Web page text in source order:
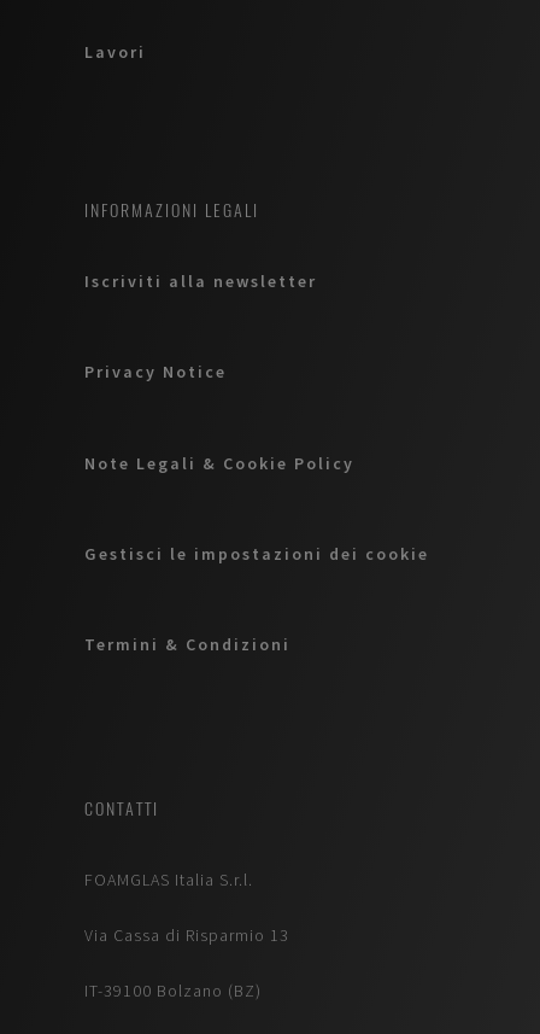
Lavori
INFORMAZIONI LEGALI
Iscriviti alla newsletter
Privacy Notice
Note Legali & Cookie Policy
Gestisci le impostazioni dei cookie
Termini & Condizioni
CONTATTI
FOAMGLAS Italia S.r.l.
Via Cassa di Risparmio 13
IT-39100 Bolzano (BZ)